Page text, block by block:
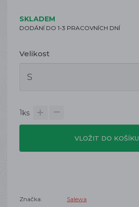
SKLADEM
DODÁNÍ DO 1-3 PRACOVNÍCH DNÍ
Velikost
1ks
VLOŽIT DO KOŠÍKU
Značka:
Salewa